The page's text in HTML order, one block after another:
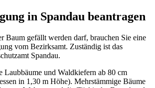
in Spandau beantragen
Baum gefällt werden darf, brauchen Sie eine
vom Bezirksamt. Zuständig ist das
Spandau.
Laubbäume und Waldkiefern ab 80 cm
in 1,30 m Höhe). Mehrstämmige Bäume